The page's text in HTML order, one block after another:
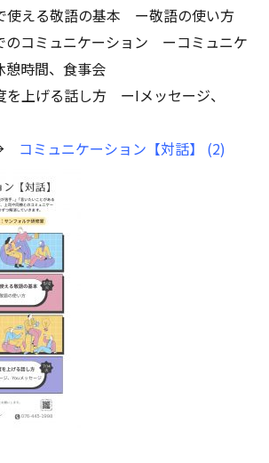
使える敬語の基本 ー敬語の使い方
コミュニケーション ーコミュニケ
憩時間、食事会
を上げる話し方 ーIメッセージ、
コミュニケーション【対話】 (2)